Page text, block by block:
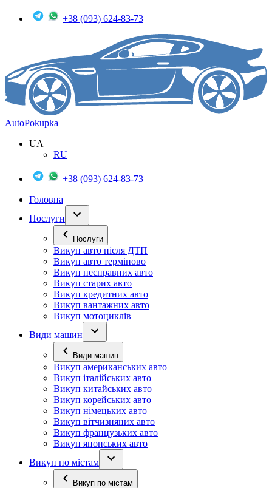
+38 (093) 624-83-73
AutoPokupka
UA
RU
+38 (093) 624-83-73
Головна
Послуги
Послуги
Викуп авто після ДТП
Викуп авто терміново
Викуп несправних авто
Викуп старих авто
Викуп кредитних авто
Викуп вантажних авто
Викуп мотоциклів
Види машин
Види машин
Викуп американських авто
Викуп італійських авто
Викуп китайських авто
Викуп корейських авто
Викуп німецьких авто
Викуп вітчизняних авто
Викуп французьких авто
Викуп японських авто
Викуп по містам
Викуп по містам